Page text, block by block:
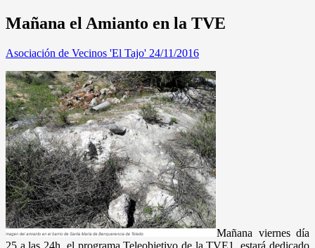
Mañana el Amianto en la TVE
Asociación de Vecinos 'El Tajo' 24/11/2016
Mañana viernes día
25 a las 24h el programa Teleobjetivo de la TVE1 estará dedicado